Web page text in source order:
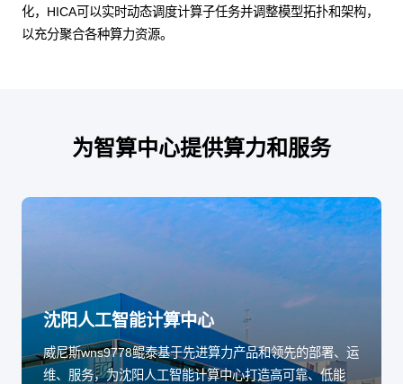
化，HICA可以实时动态调度计算子任务并调整模型拓扑和架构，
以充分聚合各种算力资源。
为智算中心提供算力和服务
沈阳人工智能计算中心
威尼斯wns9778鲲泰基于先进算力产品和领先的部署、运
维、服务，为沈阳人工智能计算中心打造高可靠、低能